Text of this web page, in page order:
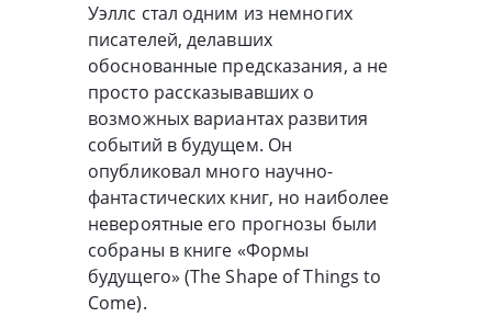
Уэллс стал одним из немногих
писателей, делавших
обоснованные предсказания, а не
просто рассказывавших о
возможных вариантах развития
событий в будущем. Он
опубликовал много научно-
фантастических книг, но наиболее
невероятные его прогнозы были
собраны в книге «Формы
будущего» (The Shape of Things to
Come).